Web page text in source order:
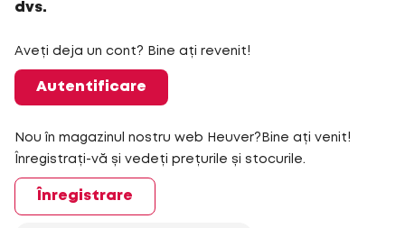
dvs.
Aveți deja un cont? Bine ați revenit!
Autentificare
Nou în magazinul nostru web Heuver?Bine ați venit!
Înregistrați-vă și vedeți prețurile și stocurile.
Înregistrare